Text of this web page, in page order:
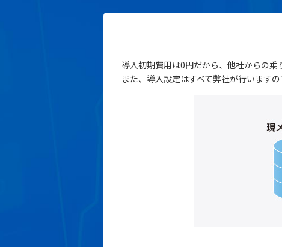
導入初期費用は0円だから、他社からの乗
また、導入設定はすべて弊社が行います